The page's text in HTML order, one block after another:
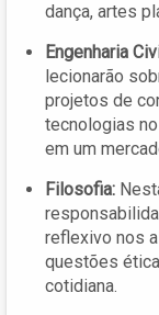
dança, artes
Engenharia
lecionarão
projetos de
tecnologias
em um
Filosofia:
reflexivo nos
questões
cotidiana.